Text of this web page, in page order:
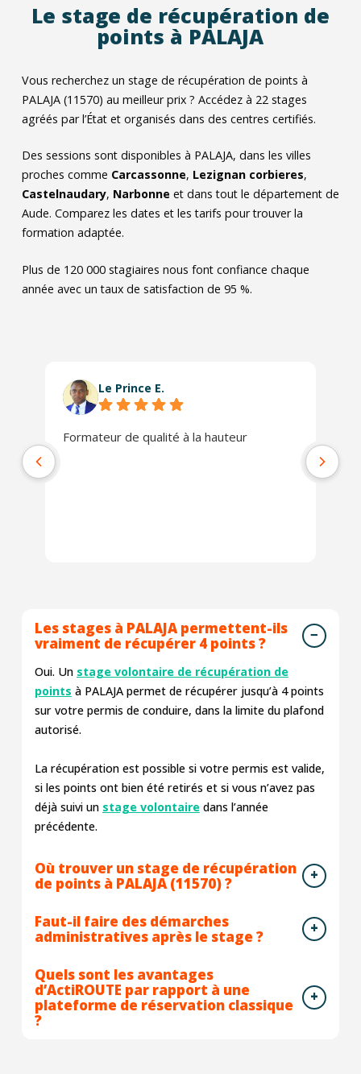
Le stage de récupération de
points à PALAJA
Vous recherchez un stage de récupération de points à
PALAJA (11570) au meilleur prix ? Accédez à 22 stages
agréés par l’État et organisés dans des centres certifiés.
Des sessions sont disponibles à PALAJA, dans les villes
proches comme Carcassonne, Lezignan corbieres,
Castelnaudary, Narbonne et dans tout le département de
Aude. Comparez les dates et les tarifs pour trouver la
formation adaptée.
Plus de 120 000 stagiaires nous font confiance chaque
année avec un taux de satisfaction de 95 %.
Le Prince E.
Formateur de qualité à la hauteur
Les stages à PALAJA permettent-ils
vraiment de récupérer 4 points ?
Oui. Un stage volontaire de récupération de
points à PALAJA permet de récupérer jusqu’à 4 points
sur votre permis de conduire, dans la limite du plafond
autorisé.
La récupération est possible si votre permis est valide,
si les points ont bien été retirés et si vous n’avez pas
déjà suivi un stage volontaire dans l’année
précédente.
Où trouver un stage de récupération
de points à PALAJA (11570) ?
Faut-il faire des démarches
administratives après le stage ?
Quels sont les avantages
d’ActiROUTE par rapport à une
plateforme de réservation classique
?